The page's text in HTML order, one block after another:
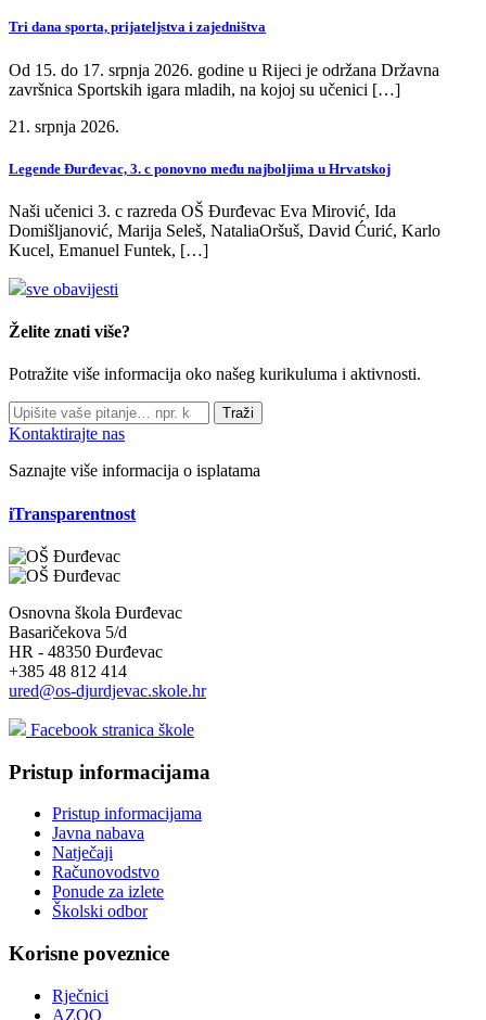
Tri dana sporta, prijateljstva i zajedništva
Od 15. do 17. srpnja 2026. godine u Rijeci je održana Državna
završnica Sportskih igara mladih, na kojoj su učenici […]
21. srpnja 2026.
Legende Đurđevac, 3. c ponovno među najboljima u Hrvatskoj
Naši učenici 3. c razreda OŠ Đurđevac Eva Mirović, Ida
Domišljanović, Marija Seleš, NataliaOršuš, David Ćurić, Karlo
Kucel, Emanuel Funtek, […]
sve obavijesti
Želite znati više?
Potražite više informacija oko našeg kurikuluma i aktivnosti.
Traži
Kontaktirajte nas
Saznajte više informacija o isplatama
iTransparentnost
Osnovna škola Đurđevac
Basaričekova 5/d
HR - 48350 Đurđevac
+385 48 812 414
ured@os-djurdjevac.skole.hr
Facebook stranica škole
Pristup informacijama
Pristup informacijama
Javna nabava
Natječaji
Računovodstvo
Ponude za izlete
Školski odbor
Korisne poveznice
Rječnici
AZOO